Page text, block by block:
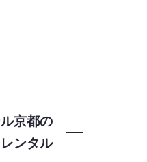
京都の
ンタル